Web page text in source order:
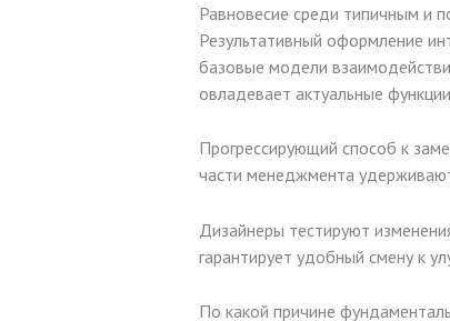
Равновесие среди типичным и
Результативный оформление
базовые модели
овладевает актуальные
Прогрессирующий способ к
части менеджмента
Дизайнеры тестируют
гарантирует удобный смену к
По какой причине